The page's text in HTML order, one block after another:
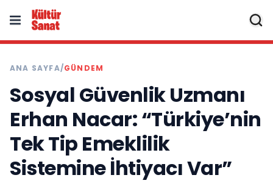
ANA SAYFA/GÜNDEM
Sosyal Güvenlik Uzmanı
Erhan Nacar: “Türkiye’nin
Tek Tip Emeklilik
Sistemine İhtiyacı Var”